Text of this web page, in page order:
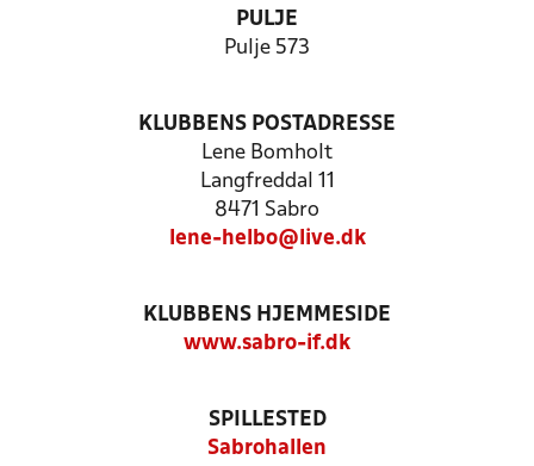
PULJE
Pulje 573
KLUBBENS POSTADRESSE
Lene Bomholt
Langfreddal 11
8471 Sabro
lene-helbo@live.dk
KLUBBENS HJEMMESIDE
www.sabro-if.dk
SPILLESTED
Sabrohallen